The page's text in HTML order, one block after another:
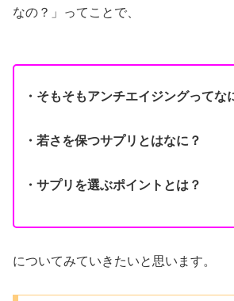
なの？」ってことで、
・そもそもアンチエイジングってな
・若さを保つサプリとはなに？
・サプリを選ぶポイントとは？
についてみていきたいと思います。